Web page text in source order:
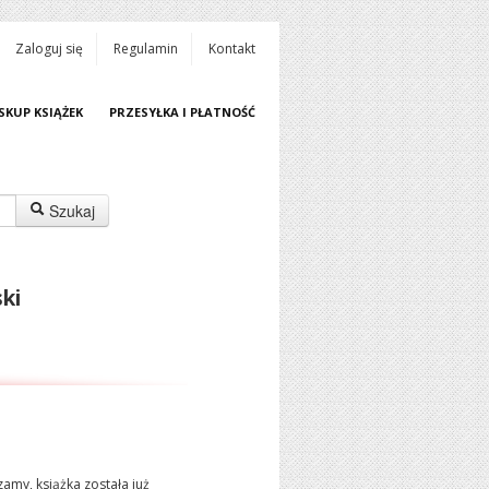
Zaloguj się Regulamin Kontakt
KSIĄŻEK PRZESYŁKA I PŁATNOŚĆ
Szukaj
książka została już